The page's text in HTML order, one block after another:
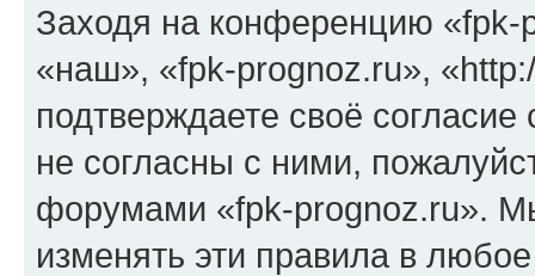
Заходя на конференцию
«наш», «fpk-prognoz.ru»,
подтверждаете своё
не согласны с ними,
форумами «fpk-prognoz.ru».
изменять эти правила в